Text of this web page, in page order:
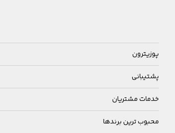
پوزیترون
پشتیبانی
خدمات مشتریان
محبوب ترین برندها